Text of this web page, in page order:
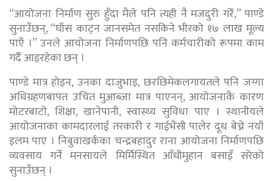
“आयोजना निर्माण सुरु हुँदा मैले पनि त्यही नै मजदुरी गरेँ,” पाण्डे
सुनाउँछन्, “घाँस काट्न जानसमेत नसकिने भीरको १७ लाख मूल्य
पाएँ ।” उनले आयोजना निर्माणपछि पनि कर्मचारीको रूपमा काम
गर्दै आइरहेका छन् ।
पाण्डे मात्र होइन, उनका दाजुभाइ, छरछिमेकलगायतले पनि जग्गा
अधिग्रहणबापत उचित मुआब्जा मात्र पाएनन्, आयोजनाकै कारण
मोटरबाटो, शिक्षा, खानेपानी, स्वास्थ्य सुविधा पाए । स्थानीयले
आयोजनाका कामदारलाई तरकारी र गाईभैंसी पालेर दूध बेच्ने नयाँ
इलम पाए । निबुवाखर्कका चन्द्रबहादुर राना आयोजना निर्माणपछि
व्यवसाय गर्ने मनसायले मिर्मिस्थित आँधीमुहान बसाइँ सरेको
सुनाउँछन् ।